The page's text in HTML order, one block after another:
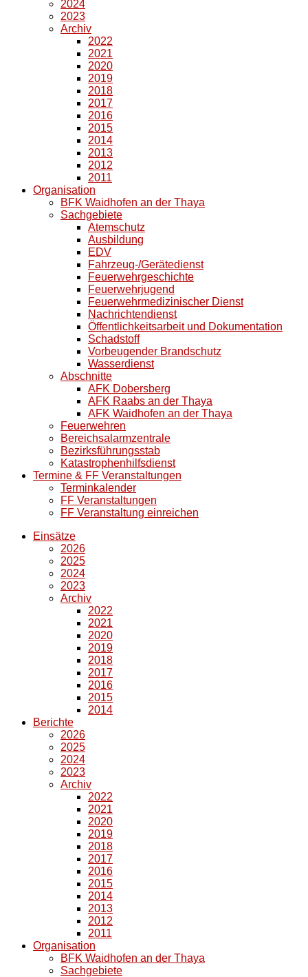
2024
2023
Archiv
2022
2021
2020
2019
2018
2017
2016
2015
2014
2013
2012
2011
Organisation
BFK Waidhofen an der Thaya
Sachgebiete
Atemschutz
Ausbildung
EDV
Fahrzeug-/Gerätedienst
Feuerwehrgeschichte
Feuerwehrjugend
Feuerwehrmedizinischer Dienst
Nachrichtendienst
Öffentlichkeitsarbeit und Dokumentation
Schadstoff
Vorbeugender Brandschutz
Wasserdienst
Abschnitte
AFK Dobersberg
AFK Raabs an der Thaya
AFK Waidhofen an der Thaya
Feuerwehren
Bereichsalarmzentrale
Bezirksführungsstab
Katastrophenhilfsdienst
Termine & FF Veranstaltungen
Terminkalender
FF Veranstaltungen
FF Veranstaltung einreichen
Einsätze
2026
2025
2024
2023
Archiv
2022
2021
2020
2019
2018
2017
2016
2015
2014
Berichte
2026
2025
2024
2023
Archiv
2022
2021
2020
2019
2018
2017
2016
2015
2014
2013
2012
2011
Organisation
BFK Waidhofen an der Thaya
Sachgebiete